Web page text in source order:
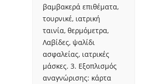
βαμβακερά επιθέματα,
τουρνικέ, ιατρική
ταινία, θερμόμετρα,
Λαβίδες, ψαλίδι
ασφαλείας, ιατρικές
μάσκες. 3. Εξοπλισμός
αναγνώρισης: κάρτα